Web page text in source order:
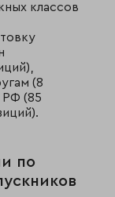
классов
(8
РФ (85
по